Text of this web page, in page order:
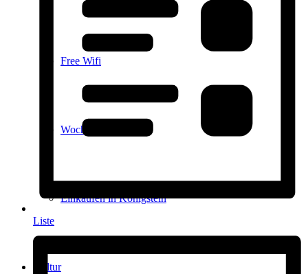
Free Wifi
Wochenmarkt
Einkaufen in Königstein
Kultur
Liste